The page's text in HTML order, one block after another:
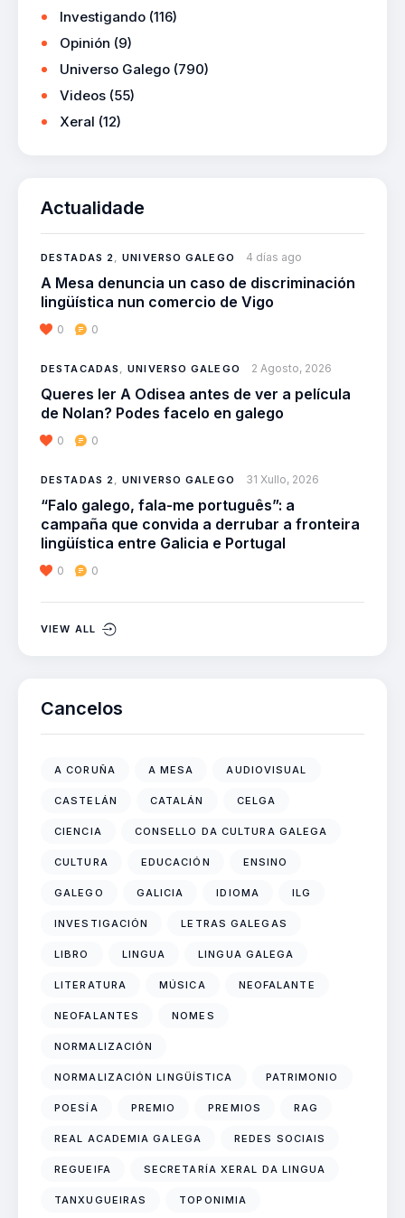
Investigando (116)
Opinión (9)
Universo Galego (790)
Videos (55)
Xeral (12)
Actualidade
DESTADAS 2,UNIVERSO GALEGO 4 días ago
A Mesa denuncia un caso de discriminación
lingüística nun comercio de Vigo
0 0
DESTACADAS ,UNIVERSO GALEGO 2 Agosto, 2026
Queres ler A Odisea antes de ver a película
de Nolan? Podes facelo en galego
0 0
DESTADAS 2,UNIVERSO GALEGO 31 Xullo, 2026
“Falo galego, fala-me português”: a
campaña que convida a derrubar a fronteira
lingüística entre Galicia e Portugal
0 0
VIEW ALL
Cancelos
A CORUÑA A MESA AUDIOVISUAL
CASTELÁN CATALÁN CELGA
CIENCIA CONSELLO DA CULTURA GALEGA
CULTURA EDUCACIÓN ENSINO
GALEGO GALICIA IDIOMA ILG
INVESTIGACIÓN LETRAS GALEGAS
LIBRO LINGUA LINGUA GALEGA
LITERATURA MÚSICA NEOFALANTE
NEOFALANTES NOMES
NORMALIZACIÓN
NORMALIZACIÓN LINGÜÍSTICA PATRIMONIO
POESÍA PREMIO PREMIOS RAG
REAL ACADEMIA GALEGA REDES SOCIAIS
REGUEIFA SECRETARÍA XERAL DA LINGUA
TANXUGUEIRAS TOPONIMIA